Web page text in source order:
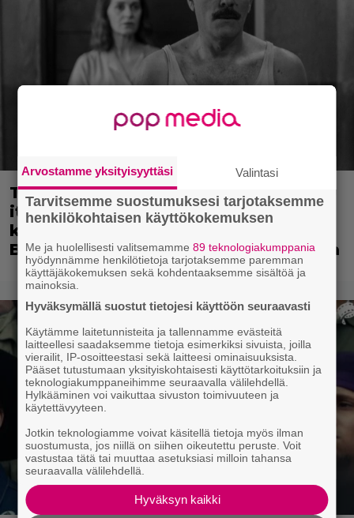
Tänään tv:ssä: Vuoden 2023
italialaisesta elokuvasta tuli
kotimaassaan suositumpi kuin
Barbie – Nyt ensiesityksenä Suomessa
Arvostamme yksityisyyttäsi Valintasi
Tarvitsemme suostumuksesi tarjotaksemme
henkilökohtaisen käyttökokemuksen
Me ja huolellisesti valitsemamme89 teknologiakumppania
hyödynnämme henkilötietoja tarjotaksemme paremman
käyttäjäkokemuksen sekä kohdentaaksemme sisältöä ja
mainoksia.
Hyväksymällä suostut tietojesi käyttöön seuraavasti
Käytämme laitetunnisteita ja tallennamme evästeitä
laitteellesi saadaksemme tietoja esimerkiksi sivuista, joilla
vierailit, IP-osoitteestasi sekä laitteesi ominaisuuksista.
Pääset tutustumaan yksityiskohtaisesti käyttötarkoituksiin ja
teknologiakumppaneihimme seuraavalla välilehdellä.
Hylkääminen voi vaikuttaa sivuston toimivuuteen ja
käytettävyyteen.
Jotkin teknologiamme voivat käsitellä tietoja myös ilman
suostumusta, jos niillä on siihen oikeutettu peruste. Voit
vastustaa tätä tai muuttaa asetuksiasi milloin tahansa
seuraavalla välilehdellä.
Hyväksyn kaikki